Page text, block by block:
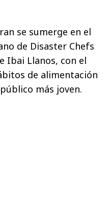
se sumerge en el
de Disaster Chefs
Ibai Llanos, con el
de alimentación
más joven.